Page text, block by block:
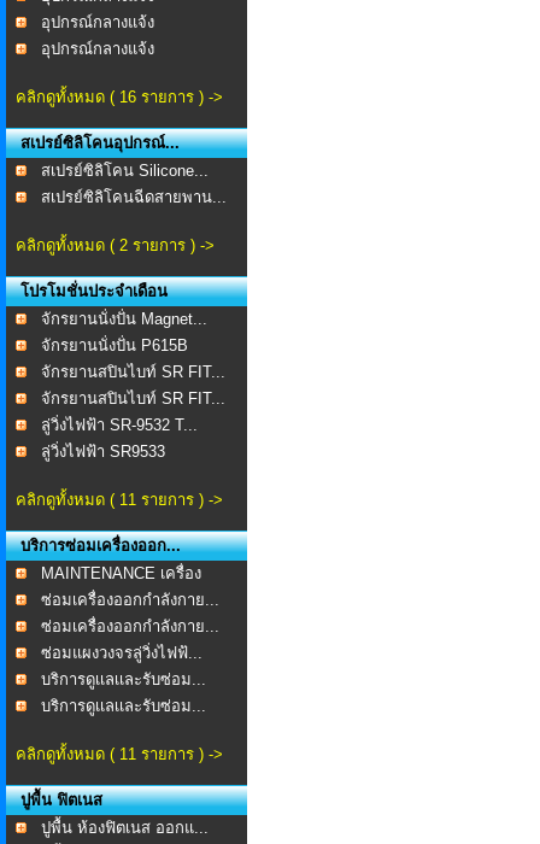
อุปกรณ์กลางแจ้ง
อุปกรณ์กลางแจ้ง
คลิกดูทั้งหมด ( 16 รายการ ) ->
สเปรย์ซิลิโคนอุปกรณ์...
สเปรย์ซิลิโคน Silicone...
สเปรย์ซิลิโคนฉีดสายพาน...
คลิกดูทั้งหมด ( 2 รายการ ) ->
โปรโมชั่นประจำเดือน
จักรยานนั่งปั่น Magnet...
จักรยานนั่งปั่น P615B
จักรยานสปินไบท์ SR FIT...
จักรยานสปินไบท์ SR FIT...
ลู่วิ่งไฟฟ้า SR-9532 T...
ลู่วิ่งไฟฟ้า SR9533
คลิกดูทั้งหมด ( 11 รายการ ) ->
บริการซ่อมเครื่องออก...
MAINTENANCE เครื่อง
ออก...ซ่อมเครื่องออกกำลังกาย...
ซ่อมเครื่องออกกำลังกาย...
ซ่อมแผงวงจรลู่วิ่งไฟฟ้...
บริการดูเเลเเละรับซ่อม...
บริการดูเเลเเละรับซ่อม...
คลิกดูทั้งหมด ( 11 รายการ ) ->
ปูพื้น ฟิตเนส
ปูพื้น ห้องฟิตเนส ออกแ...